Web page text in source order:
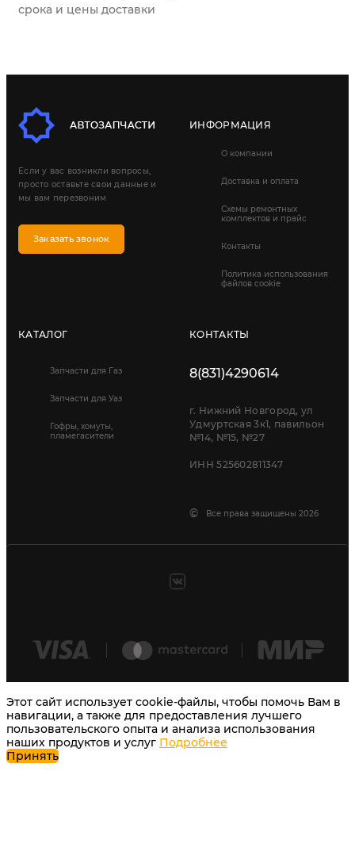
срока и цены доставки
Если у вас возникли вопросы,
просто оставьте свои данные и
мы вам перезвоним
Заказать звонок
ИНФОРМАЦИЯ
О компании
Доставка и оплата
Схемы ремонтных
комплектов и прайс
Контакты
Политика использования
файлов cookie
КАТАЛОГ
Запчасти для Газ
Запчасти для Уаз
Гофры, хомуты,
пламегасители
КОНТАКТЫ
8(831)4290614
г. Нижний Новгород, ул
Удмуртская 3к1, павильон
№14, №15, №27
ИНН 525602811347
© Все права защищены 2026
Этот сайт использует cookie-файлы, чтобы помочь Вам в
навигации, а также для предоставления лучшего
пользовательского опыта и анализа использования
наших продуктов и услуг Подробнее
Принять